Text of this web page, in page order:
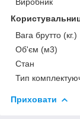
Вага брутто (кг.)
Об'єм (м3)
Стан
Тип
Приховати